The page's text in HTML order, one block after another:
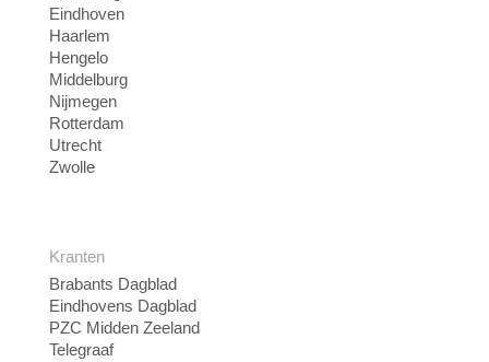
Eindhoven
Haarlem
Hengelo
Middelburg
Nijmegen
Rotterdam
Utrecht
Zwolle
Kranten
Brabants Dagblad
Eindhovens Dagblad
PZC Midden Zeeland
Telegraaf